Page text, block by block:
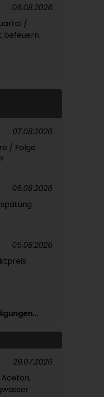
/
befeuern
06.08.2026
/ Folge
07.08.2026
06.08.2026
05.08.2026
04.08.2026
Aceton,
29.07.2026